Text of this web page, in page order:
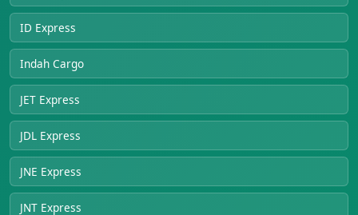
ID Express
Indah Cargo
JET Express
JDL Express
JNE Express
JNT Express